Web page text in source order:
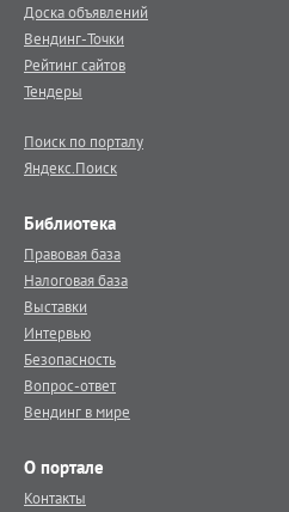
Доска объявлений
Вендинг-Точки
Рейтинг сайтов
Тендеры
Поиск по порталу
Яндекс.Поиск
Библиотека
Правовая база
Налоговая база
Выставки
Интервью
Безопасность
Вопрос-ответ
Вендинг в мире
О портале
Контакты